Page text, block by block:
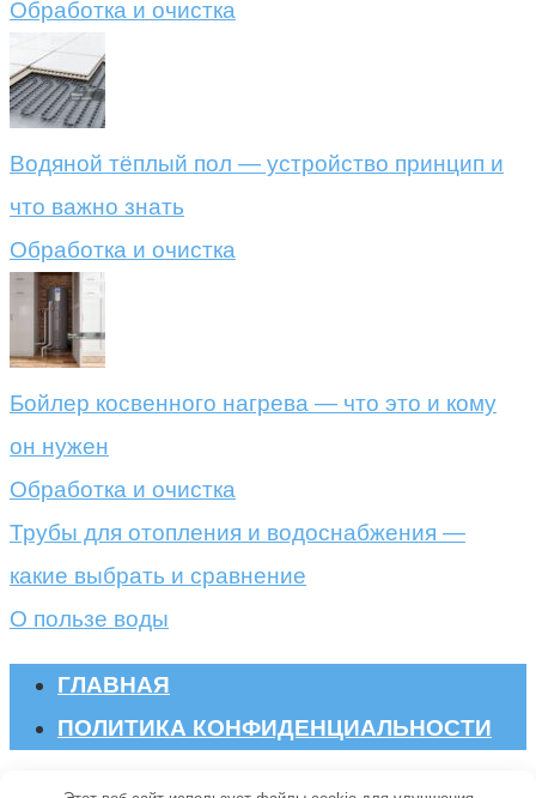
Обработка и очистка
Водяной тёплый пол — устройство принцип и
что важно знать
Обработка и очистка
Бойлер косвенного нагрева — что это и кому
он нужен
Обработка и очистка
Трубы для отопления и водоснабжения —
какие выбрать и сравнение
О пользе воды
ГЛАВНАЯ
ПОЛИТИКА КОНФИДЕНЦИАЛЬНОСТИ